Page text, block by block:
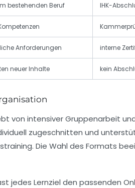
bestehenden Beruf IHK-
Anforderungen interne
neuer Inhalte kein
von intensiver Gruppenarbeit
zugeschnitten und
Die Wahl des Formats
jedes Lernziel den passenden